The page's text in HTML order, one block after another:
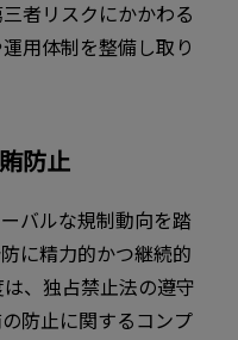
者リスクにかかわる
用体制を整備し取り
防止
バルな規制動向を踏
に精力的かつ継続的
、独占禁止法の遵守
防止に関するコンプ